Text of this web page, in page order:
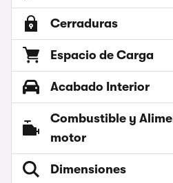
Cerraduras
Espacio de Carga
Acabado Interior
Combustible y
motor
Dimensiones